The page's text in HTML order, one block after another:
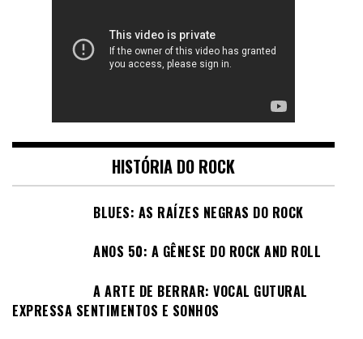
HISTÓRIA DO ROCK
BLUES: AS RAÍZES NEGRAS DO ROCK
ANOS 50: A GÊNESE DO ROCK AND ROLL
A ARTE DE BERRAR: VOCAL GUTURAL
EXPRESSA SENTIMENTOS E SONHOS